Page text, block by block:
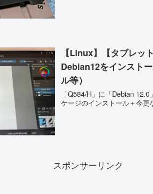
【Linux】【タブレッ
Debian12をインスト
ル等）
「Q584/H」に「Debian
ケージのインストール＋今更
スポンサーリンク